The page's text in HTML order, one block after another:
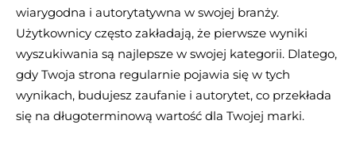
wiarygodna i autorytatywna w swojej branży.
Użytkownicy często zakładają, że pierwsze wyniki
wyszukiwania są najlepsze w swojej kategorii. Dlatego,
gdy Twoja strona regularnie pojawia się w tych
wynikach, budujesz zaufanie i autorytet, co przekłada
się na długoterminową wartość dla Twojej marki.